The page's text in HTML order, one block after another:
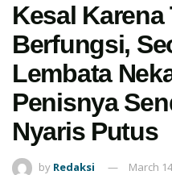
Kesal Karena
Berfungsi,
Lembata
Penisnya
Nyaris Putus
by Redaksi March